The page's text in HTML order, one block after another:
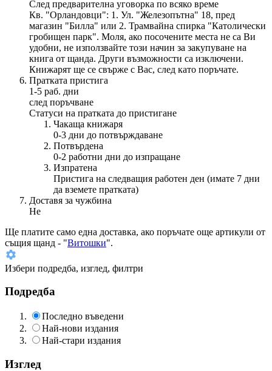
След предварителна уговорка по всяко време
Кв. "Орландовци": 1. Ул. "Железопътна" 18, пред
магазин "Билла" или 2. Трамвайна спирка "Католически
гробищен парк". Моля, ако посочените места не са Ви
удобни, не използвайте този начин за закупуване на
книга от щанда. Други възможности са изключени.
Книжарят ще се свърже с Вас, след като поръчате.
Пратката пристига
1-5 раб. дни
след поръчване
Статуси на пратката до пристигане
Чакаща книжаря
0-3 дни до потвърждаване
Потвърдена
0-2 работни дни до изпращане
Изпратена
Пристига на следващия работен ден (имате 7 дни
да вземете пратката)
Доставя за чужбина
Не
Ще платите само една доставка, ако поръчате още артикули от
същия щанд - "Витошки".
Избери подредба, изглед, филтри
Подредба
Последно въведени
Най-нови издания
Най-стари издания
Изглед